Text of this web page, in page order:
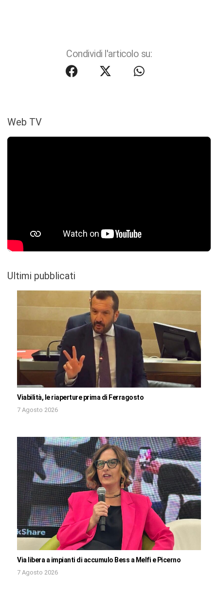
Condividi l'articolo su:
Web TV
Ultimi pubblicati
Viabilità, le riaperture prima di Ferragosto
7 Agosto 2026
Via libera a impianti di accumulo Bess a Melfi e Picerno
7 Agosto 2026